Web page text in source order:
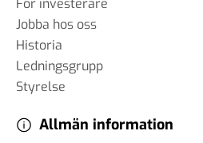
För investerare
Jobba hos oss
Historia
Ledningsgrupp
Styrelse
Allmän information